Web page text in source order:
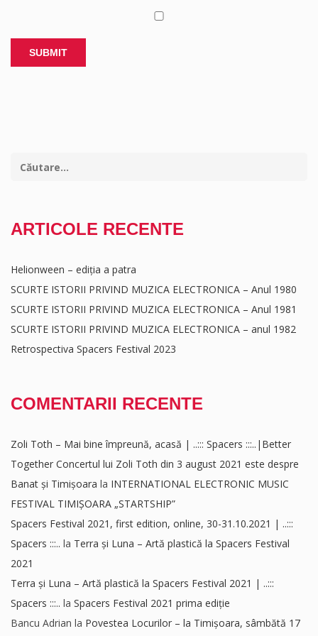
ARTICOLE RECENTE
Helionween – ediția a patra
SCURTE ISTORII PRIVIND MUZICA ELECTRONICA – Anul 1980
SCURTE ISTORII PRIVIND MUZICA ELECTRONICA – Anul 1981
SCURTE ISTORII PRIVIND MUZICA ELECTRONICA – anul 1982
Retrospectiva Spacers Festival 2023
COMENTARII RECENTE
Zoli Toth – Mai bine împreună, acasă | ..::: Spacers :::..|Better
Together Concertul lui Zoli Toth din 3 august 2021 este despre
Banat și Timișoara la INTERNATIONAL ELECTRONIC MUSIC
FESTIVAL TIMIȘOARA „STARTSHIP”
Spacers Festival 2021, first edition, online, 30-31.10.2021 | ..:::
Spacers :::.. la Terra și Luna – Artă plastică la Spacers Festival
2021
Terra și Luna – Artă plastică la Spacers Festival 2021 | ..:::
Spacers :::.. la Spacers Festival 2021 prima ediție
Bancu Adrian la Povestea Locurilor – la Timișoara, sâmbătă 17